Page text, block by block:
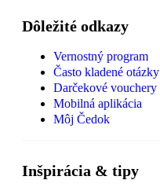
Dôležité odkazy
Vernostný program
Často kladené otázky
Darčekové vouchery
Mobilná aplikácia
Môj Čedok
Inšpirácia & tipy